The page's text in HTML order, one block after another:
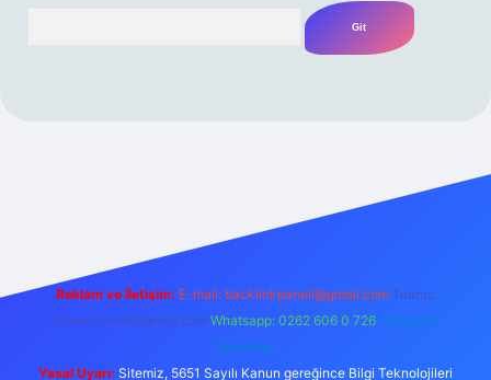
Reklam ve İletişim: E-mail: backlinkpaneli@gmail.com Teams:
forumhizmeti@gmail.com Whatsapp: 0262 606 0 726 Telegram:
@karabul
Yasal Uyarı: Sitemiz, 5651 Sayılı Kanun gereğince Bilgi Teknolojileri